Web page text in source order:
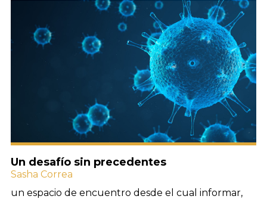
Un desafío sin precedentes
Sasha Correa
un espacio de encuentro desde el cual informar,